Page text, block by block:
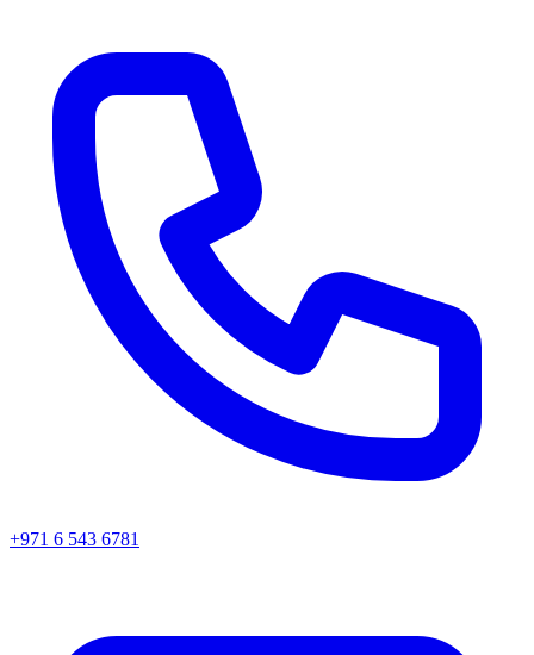
+971 6 543 6781